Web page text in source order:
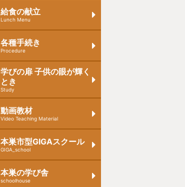
給食の献立
Lunch Menu
各種手続き
Procedure
学びの扉 子供の眼が輝く
とき
Study
動画教材
Video Teaching Material
本巣市型GIGAスクール
GIGA_school
本巣の学び舎
schoolhouse